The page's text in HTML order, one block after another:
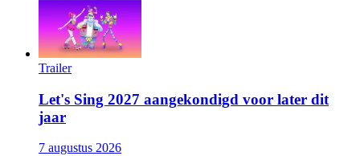
Trailer
Let's Sing 2027 aangekondigd voor later dit
jaar
7 augustus 2026